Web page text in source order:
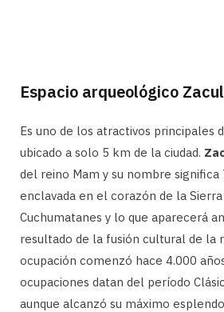
Espacio arqueológico
Es uno de los atractivos principales
ubicado a solo 5 km de la ciudad.
del reino Mam y su nombre significa
enclavada en el corazón de la
Cuchumatanes y lo que aparecerá
resultado de la fusión cultural de la
ocupación comenzó hace 4.000
ocupaciones datan del período
aunque alcanzó su máximo